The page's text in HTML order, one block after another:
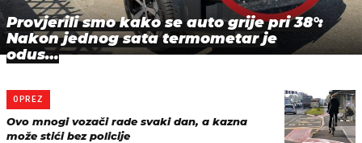
Provjerili smo kako se auto grije pri 38°:
Nakon jednog sata termometar je
odus…
OPREZ
Ovo mnogi vozači rade svaki dan, a kazna
može stići bez policije